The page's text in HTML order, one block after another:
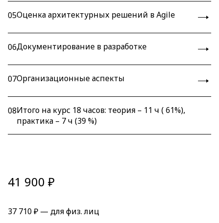
05Оценка архитектурных решений в Agile
06Документирование в разработке
07Организационные аспекты
08Итого на курс 18 часов: теория – 11 ч ( 61%),
практика – 7 ч (39 %)
41 900 ₽
37 710 ₽ — для физ. лиц